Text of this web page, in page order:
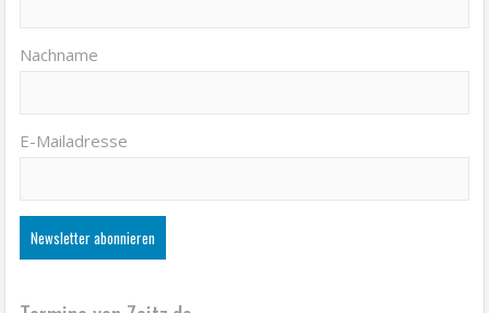
Nachname
E-Mailadresse